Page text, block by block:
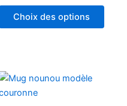
Choix des options